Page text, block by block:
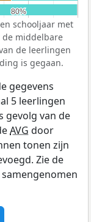
80%
80%
schooljaar met
middelbare
de leerlingen
is gegaan.
gegevens
5 leerlingen
gevolg van de
AVG door
tonen zijn
Zie de